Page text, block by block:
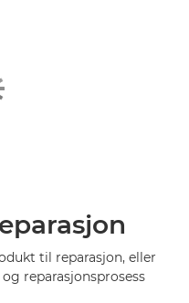
til reparasjon, eller
reparasjonsprosess